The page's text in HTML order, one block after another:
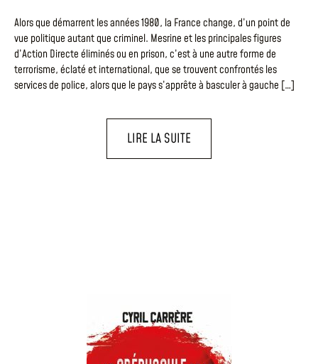
Alors que démarrent les années 1980, la France change, d’un point de
vue politique autant que criminel. Mesrine et les principales figures
d’Action Directe éliminés ou en prison, c’est à une autre forme de
terrorisme, éclaté et international, que se trouvent confrontés les
services de police, alors que le pays s’apprête à basculer à gauche […]
LIRE LA SUITE